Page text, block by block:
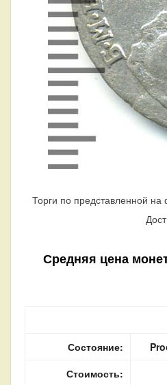
Торги по представленной
Средняя цена
Состояние:
Стоимость: